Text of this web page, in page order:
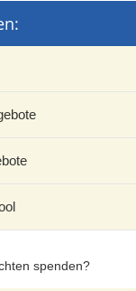
spenden?